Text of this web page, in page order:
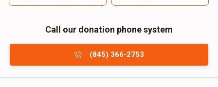
Call our donation phone system
(845) 366-2753